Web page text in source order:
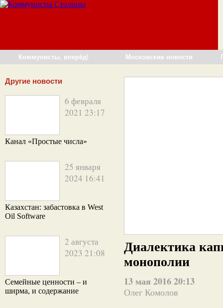
Коммунисты, вперёд! Московские новости
Другие новости
6 февраля
2021 23:17
Канал «Простые числа»
25 января
2024 16:41
Казахстан: забастовка в West
Oil Software
2 августа
2023 21:08
Семейные ценности – и
ширма, и содержание
Диалектика
монополии
13 мая 2016 20:13
Олег Комолов